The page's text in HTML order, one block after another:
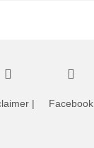
| Facebook